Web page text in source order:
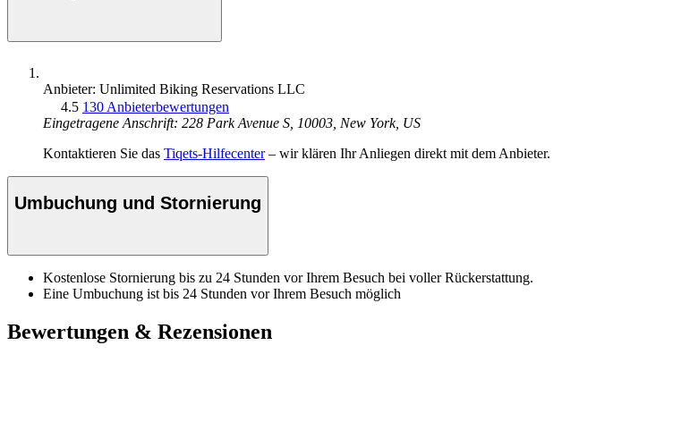
Anbieter: Unlimited Biking Reservations LLC
4.5 130 Anbieterbewertungen
Eingetragene Anschrift: 228 Park Avenue S, 10003, New York, US
Kontaktieren Sie das Tiqets-Hilfecenter– wir klären Ihr Anliegen direkt mit dem Anbieter.
Umbuchung und Stornierung
Kostenlose Stornierung bis zu 24 Stunden vor Ihrem Besuch bei voller Rückerstattung.
Eine Umbuchung ist bis 24 Stunden vor Ihrem Besuch möglich
Bewertungen & Rezensionen